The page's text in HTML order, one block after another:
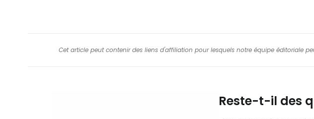
Cet article peut contenir des liens d'affiliation pour lesquels notre équipe éditoriale
Reste-t-il des